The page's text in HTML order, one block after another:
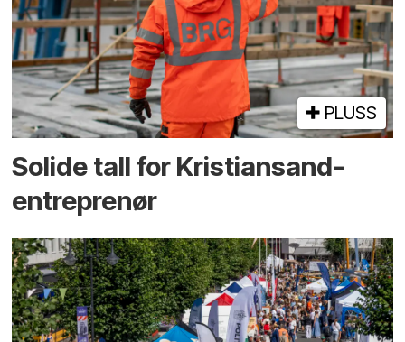
PLUSS
Solide tall for Kristiansand-
entreprenør